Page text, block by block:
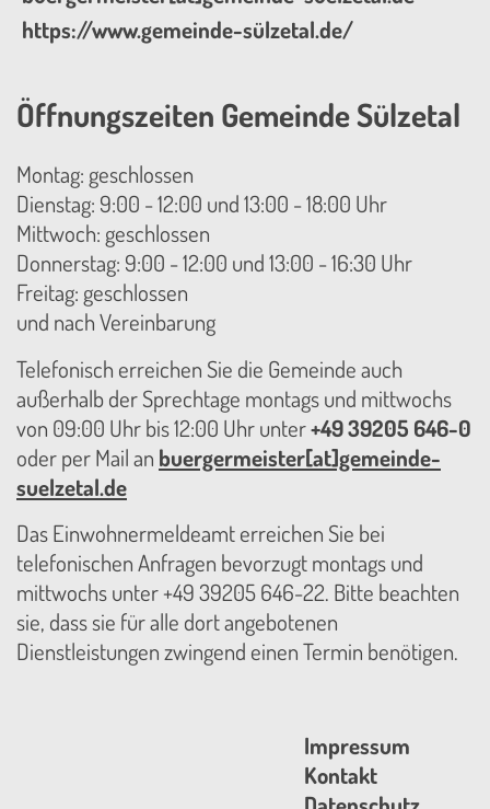
https://www.gemeinde-sülzetal.de/
Öffnungszeiten Gemeinde Sülzetal
Montag: geschlossen
Dienstag: 9:00 - 12:00 und 13:00 - 18:00 Uhr
Mittwoch: geschlossen
Donnerstag: 9:00 - 12:00 und 13:00 - 16:30 Uhr
Freitag: geschlossen
und nach Vereinbarung
Telefonisch erreichen Sie die Gemeinde auch
außerhalb der Sprechtage montags und mittwochs
von 09:00 Uhr bis 12:00 Uhr unter+49 39205 646-0
oder per Mail an buergermeister[at]gemeinde-
suelzetal.de
Das Einwohnermeldeamt erreichen Sie bei
telefonischen Anfragen bevorzugt montags und
mittwochs unter +49 39205 646-22. Bitte beachten
sie, dass sie für alle dort angebotenen
Dienstleistungen zwingend einen Termin benötigen.
Impressum
Kontakt